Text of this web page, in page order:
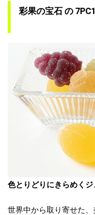
彩果の宝石 の
色とりどりにきらめく
世界中から取り寄せた